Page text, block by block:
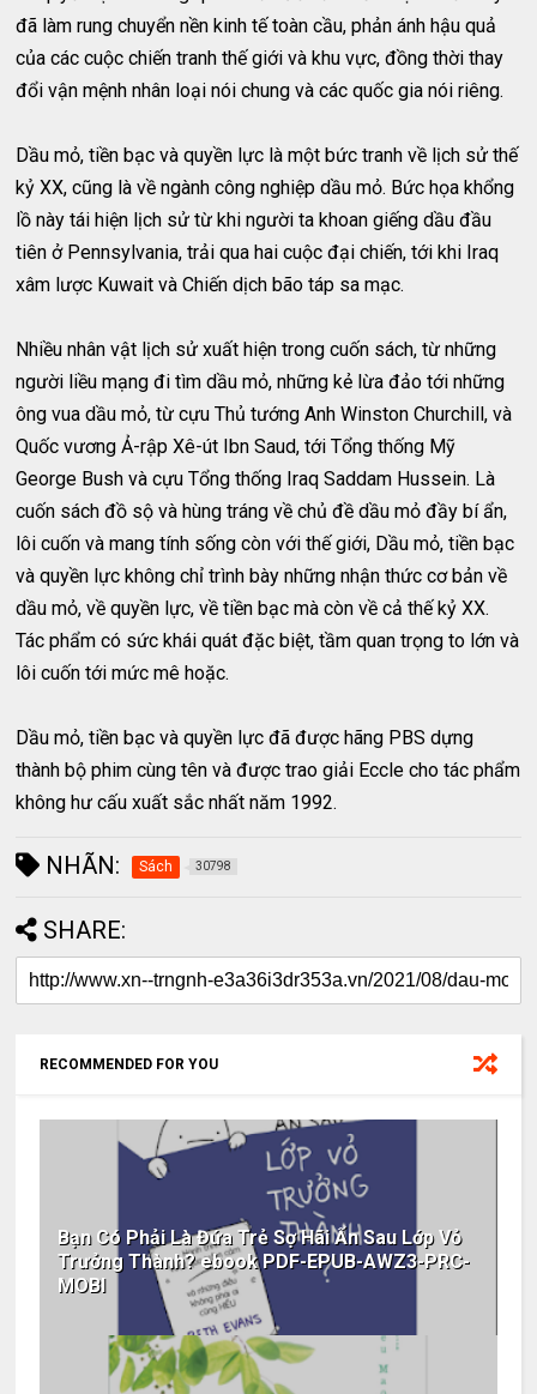
đã làm rung chuyển nền kinh tế toàn cầu, phản ánh hậu quả
của các cuộc chiến tranh thế giới và khu vực, đồng thời thay
đổi vận mệnh nhân loại nói chung và các quốc gia nói riêng.
Dầu mỏ, tiền bạc và quyền lực là một bức tranh về lịch sử thế
kỷ XX, cũng là về ngành công nghiệp dầu mỏ. Bức họa khổng
lồ này tái hiện lịch sử từ khi người ta khoan giếng dầu đầu
tiên ở Pennsylvania, trải qua hai cuộc đại chiến, tới khi Iraq
xâm lược Kuwait và Chiến dịch bão táp sa mạc.
Nhiều nhân vật lịch sử xuất hiện trong cuốn sách, từ những
người liều mạng đi tìm dầu mỏ, những kẻ lừa đảo tới những
ông vua dầu mỏ, từ cựu Thủ tướng Anh Winston Churchill, và
Quốc vương Ả-rập Xê-út Ibn Saud, tới Tổng thống Mỹ
George Bush và cựu Tổng thống Iraq Saddam Hussein. Là
cuốn sách đồ sộ và hùng tráng về chủ đề dầu mỏ đầy bí ẩn,
lôi cuốn và mang tính sống còn với thế giới, Dầu mỏ, tiền bạc
và quyền lực không chỉ trình bày những nhận thức cơ bản về
dầu mỏ, về quyền lực, về tiền bạc mà còn về cả thế kỷ XX.
Tác phẩm có sức khái quát đặc biệt, tầm quan trọng to lớn và
lôi cuốn tới mức mê hoặc.
Dầu mỏ, tiền bạc và quyền lực đã được hãng PBS dựng
thành bộ phim cùng tên và được trao giải Eccle cho tác phẩm
không hư cấu xuất sắc nhất năm 1992.
NHÃN: Sách 30798
SHARE:
RECOMMENDED FOR YOU
Bạn Có Phải Là Đứa Trẻ Sợ Hãi Ẩn Sau Lớp Vỏ
Trưởng Thành? ebook PDF-EPUB-AWZ3-PRC-
MOBI